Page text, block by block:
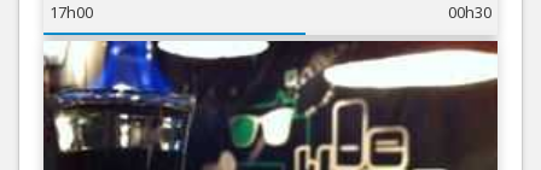
17h00
00h30